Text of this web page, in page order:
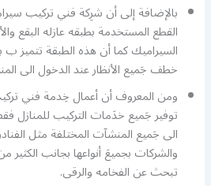
بالإضافة إلى أن شرِكة فني تركيب
القطع المستخدمة بطبقه عازله البقع
السيراميك كما أن هذه الطبقة تتميز ب
خطف جَميع الأنظار عند الدخول الى
ومن المعروف أن أعمال خِدمة فني
توفير جَميع خدَمات التركيب للمنازل
الى جَميع المنشآت المختلفة مثل
والشركات بجميعَ أنواعها بجانب الكثير
تبحث عن الفخامه والرقى.